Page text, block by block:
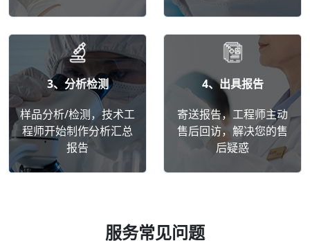
3、分析检测
样品分析/检测，技术工
程师开始制作分析汇总
报告
4、出具报告
寄送报告，工程师主动
售后回访，解决您的售
后疑惑
服务常见问题